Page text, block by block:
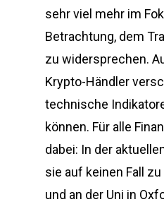
sehr viel mehr im
Betrachtung, dem
zu widersprechen.
Krypto-Händler
technische
können. Für alle
dabei: In der
sie auf keinen Fall
und an der Uni in